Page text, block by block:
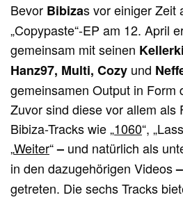
Bevor Bibizas vor einiger Zeit
„Copypaste“-EP am 12. April
gemeinsam mit seinen
Hanz97, Multi, Cozy und
gemeinsamen Output in Form
Zuvor sind diese vor allem als
Bibiza-Tracks wie „1060“,
„Weiter“– und natürlich als
in den dazugehörigen Videos–
getreten. Die sechs Tracks